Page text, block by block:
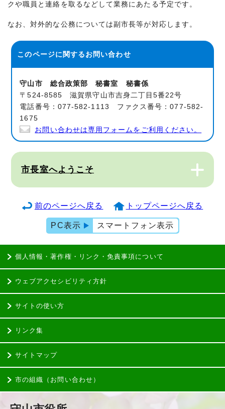
クや職員と連絡を取るなどして業務にあたる予定です。
なお、対外的な公務については副市長等が対応します。
このページに関するお問い合わせ
守山市 総合政策部 秘書室 秘書係
〒524-8585 滋賀県守山市吉身二丁目5番22号
電話番号：077-582-1113 ファクス番号：077-582-
1675
お問い合わせは専用フォームをご利用ください。
市長室へようこそ
前のページへ戻る トップページへ戻る
PC表示 スマートフォン表示
個人情報・著作権・リンク・免責事項について
ウェブアクセシビリティ方針
サイトの使い方
リンク集
サイトマップ
市の組織（お問い合わせ）